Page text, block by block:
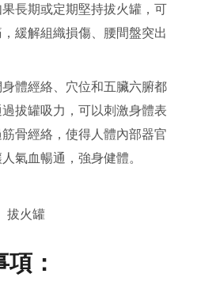
長期或定期堅持拔火罐，可
緩解組織損傷、腰間盤突出
體經絡、穴位和五臟六腑都
拔罐吸力，可以刺激身體表
骨經絡，使得人體內部器官
氣血暢通，強身健體。
：